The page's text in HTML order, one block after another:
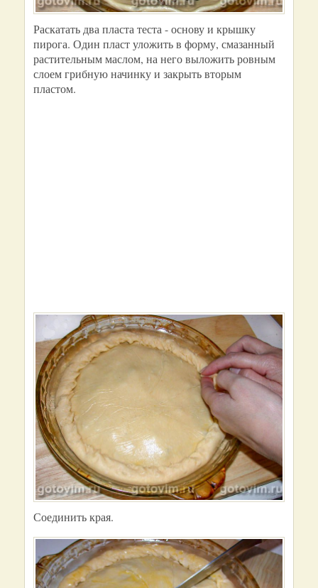
Раскатать два пласта теста - основу и крышку
пирога. Один пласт уложить в форму, смазанный
растительным маслом, на него выложить ровным
слоем грибную начинку и закрыть вторым
пластом.
Соединить края.